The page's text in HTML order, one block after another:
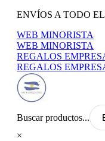
contenido
ENVÍOS A TODO
WEB MINORISTA
WEB MINORISTA
REGALOS
REGALOS
Buscar productos...
×